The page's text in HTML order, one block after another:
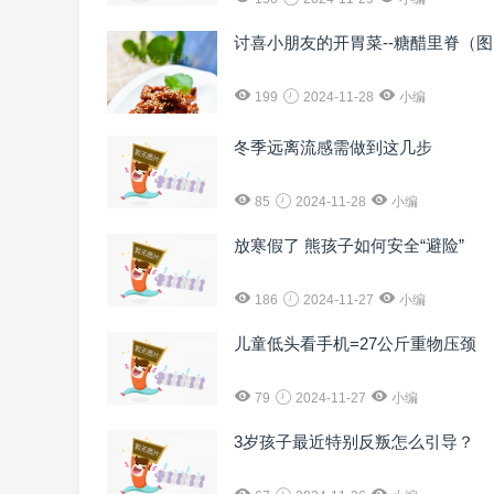
讨喜小朋友的开胃菜--糖醋里脊（
199 2024-11-28 小编
冬季远离流感需做到这几步
85 2024-11-28 小编
放寒假了 熊孩子如何安全“避险”
186 2024-11-27 小编
儿童低头看手机=27公斤重物压颈
79 2024-11-27 小编
3岁孩子最近特别反叛怎么引导？